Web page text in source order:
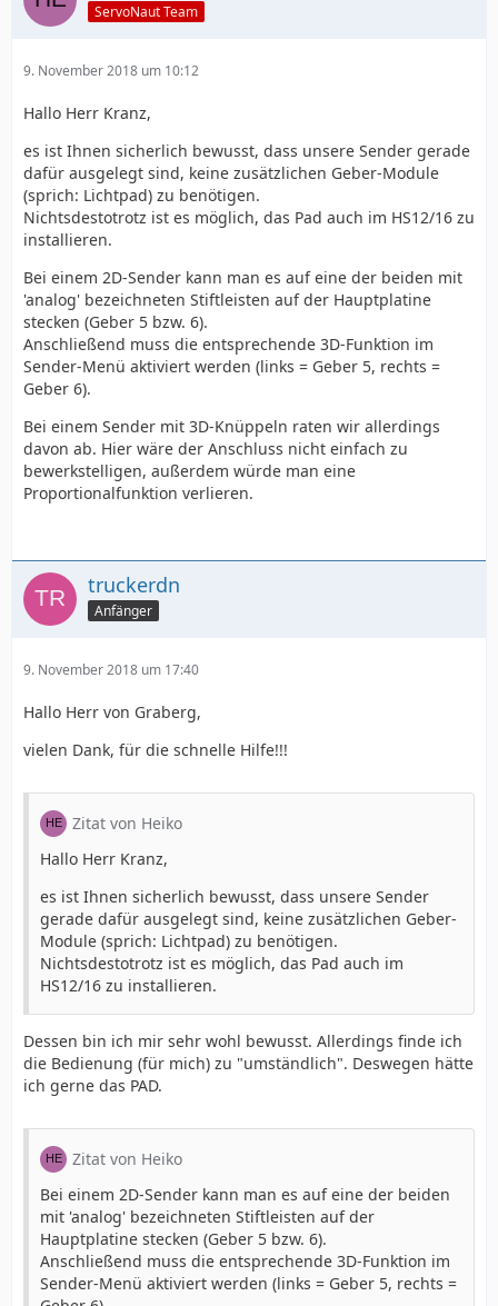
ServoNaut Team
9. November 2018 um 10:12
Hallo Herr Kranz,
es ist Ihnen sicherlich bewusst, dass unsere Sender gerade
dafür ausgelegt sind, keine zusätzlichen Geber-Module
(sprich: Lichtpad) zu benötigen.
Nichtsdestotrotz ist es möglich, das Pad auch im HS12/16 zu
installieren.
Bei einem 2D-Sender kann man es auf eine der beiden mit
'analog' bezeichneten Stiftleisten auf der Hauptplatine
stecken (Geber 5 bzw. 6).
Anschließend muss die entsprechende 3D-Funktion im
Sender-Menü aktiviert werden (links = Geber 5, rechts =
Geber 6).
Bei einem Sender mit 3D-Knüppeln raten wir allerdings
davon ab. Hier wäre der Anschluss nicht einfach zu
bewerkstelligen, außerdem würde man eine
Proportionalfunktion verlieren.
truckerdn
Anfänger
9. November 2018 um 17:40
Hallo Herr von Graberg,
vielen Dank, für die schnelle Hilfe!!!
Zitat von Heiko
Hallo Herr Kranz,
es ist Ihnen sicherlich bewusst, dass unsere Sender
gerade dafür ausgelegt sind, keine zusätzlichen Geber-
Module (sprich: Lichtpad) zu benötigen.
Nichtsdestotrotz ist es möglich, das Pad auch im
HS12/16 zu installieren.
Dessen bin ich mir sehr wohl bewusst. Allerdings finde ich
die Bedienung (für mich) zu "umständlich". Deswegen hätte
ich gerne das PAD.
Zitat von Heiko
Bei einem 2D-Sender kann man es auf eine der beiden
mit 'analog' bezeichneten Stiftleisten auf der
Hauptplatine stecken (Geber 5 bzw. 6).
Anschließend muss die entsprechende 3D-Funktion im
Sender-Menü aktiviert werden (links = Geber 5, rechts =